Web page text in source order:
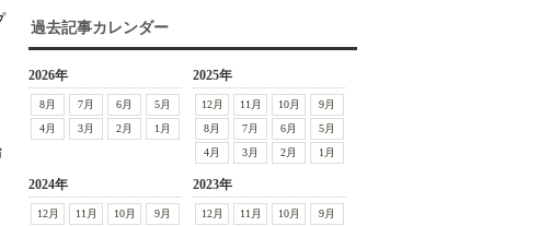
過去記事カレンダー
2026年
8月 7月 6月
5月
4月
3月 2月 1月
2025年
12月 11月 10月
9月
8月
7月 6月
5月
4月
3月 2月 1月
2024年
12月 11月 10月
9月
2023年
12月 11月 10月
9月